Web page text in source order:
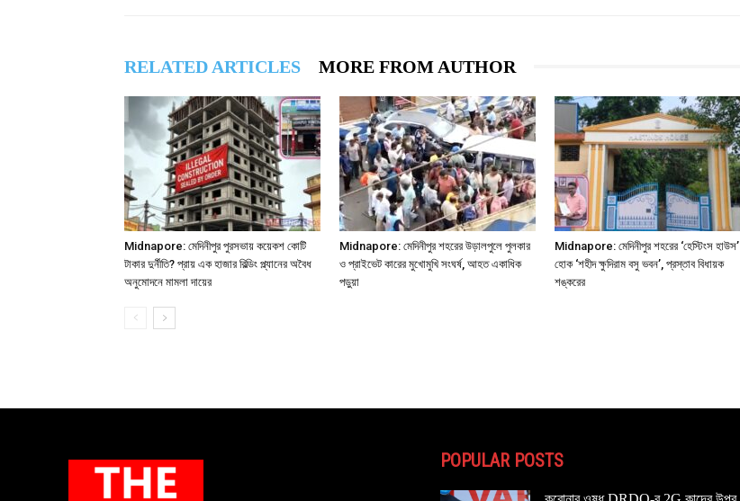
RELATED ARTICLES MORE FROM AUTHOR
Midnapore: মেদিনীপুর পুরসভায় কয়েকশ কোটি
টাকার দুর্নীতি? প্রায় এক হাজার বিল্ডিং প্ল্যানের অবৈধ
অনুমোদনে মামলা দায়ের
Midnapore: মেদিনীপুর শহরের উড়ালপুলে পুলকার
ও প্রাইভেট কারের মুখোমুখি সংঘর্ষ, আহত একাধিক
পড়ুয়া
Midnapore: মেদিনীপুর শহরের ‘হেস্টিংস হাউস’
হোক ‘শহীদ ক্ষুদিরাম বসু ভবন’, প্রস্তাব বিধায়ক
শঙ্করের
POPULAR POSTS